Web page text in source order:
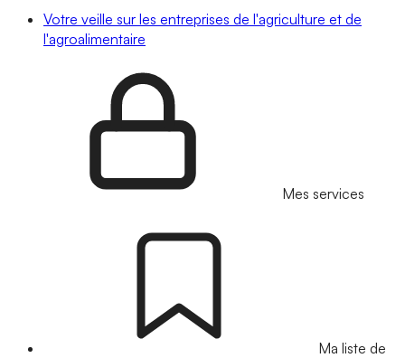
Votre veille sur les entreprises de l'agriculture et de
l'agroalimentaire
Mes services
Ma liste de